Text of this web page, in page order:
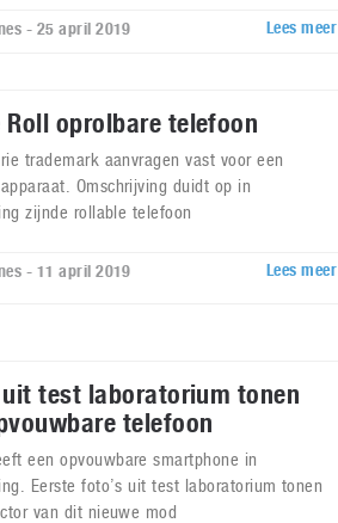
- 25 april 2019 Lees meer
Roll oprolbare telefoon
trademark aanvragen vast voor een
Omschrijving duidt op in
zijnde rollable telefoon
- 11 april 2019 Lees meer
uit test laboratorium tonen
telefoon
een opvouwbare smartphone in
Eerste foto’s uit test laboratorium tonen
van dit nieuwe mod